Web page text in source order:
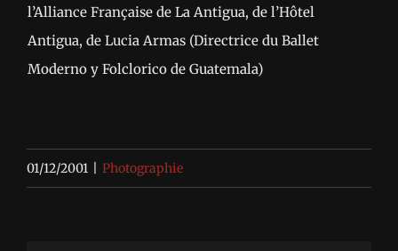
l’Alliance Française de La Antigua, de l’Hôtel
Antigua, de Lucia Armas (Directrice du Ballet
Moderno y Folclorico de Guatemala)
01/12/2001 Photographie